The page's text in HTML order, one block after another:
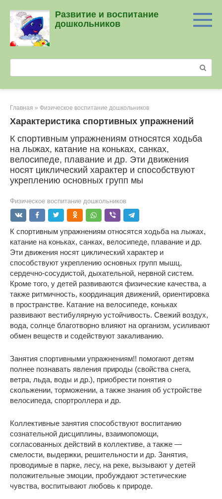
контенту
Развитие и воспитание
дошкольников
Главная » Физическое воспитание дошкольников
Характеристика спортивных упражнений
К спортивным упражнениям относятся ходьба
на лыжах, катание на коньках, санках,
велосипеде, плавание и др. Эти движения
носят циклический характер и способствуют
укреплению основных групп мы
Физическое воспитание дошкольников
К спортивным упражнениям относятся ходьба на лыжах,
катание на коньках, санках, велосипеде, плавание и др.
Эти движения носят циклический характер и
способствуют укреплению основных групп мышц,
сердечно-сосудистой, дыхательной, нервной систем.
Кроме того, у детей развиваются физические качества, а
также ритмичность, координация движений, ориентировка
в пространстве. Катание на велосипеде, коньках
развивают вестибулярную устойчивость. Свежий воздух,
вода, солнце благотворно влияют на организм, усиливают
обмен веществ и содействуют закаливанию.
Занятия спортивными упражнениям!! помогают детям
полнее познавать явления природы (свойства снега,
ветра, льда, воды и др.), приобрести понятия о
скольжении, торможении, а также знания об устройстве
велосипеда, спортроллера и др.
Коллективные занятия способствуют воспитанию
сознательной дисциплины, взаимопомощи,
согласованных действий в коллективе, а также ―
смелости, выдержки, решительности и др. Занятия,
проводимые в парке, лесу, на реке, вызывают у детей
положительные эмоции, пробуждают эстетические
чувства, воспитывают любовь к природе.